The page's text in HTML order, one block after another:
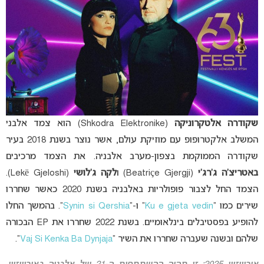
שקודרה אלטקרוניקה
(Shkodra Elektronike) הוא צמד אלבני
המשלב אלקטרופופ עם מוזיקת עולם, אשר נוצר בשנת 2018 בעיר
שקודרה הממוקמת בצפון-מערב אלבניה. את הצמד מרכיבים
באטריצ’ה ג’רג’י (Beatriçe Gjergji) ו לקה ג’לושי
(Lekë Gjeloshi).
הצמד החל לצבור פופולריות באלבניה בשנת 2020 כאשר שחררו
שירים כמו “Ku e gjeta vedin” ו-“Synin si Qershia“. בהמשך החלו
להופיע בפסטיבלים בינלאומיים. בשנת 2022 שחררו את EP הבכורה
שלהם ובשנה שעברה שחררו את השיר “Vaj Si Kenka Ba Dynjaja
“.